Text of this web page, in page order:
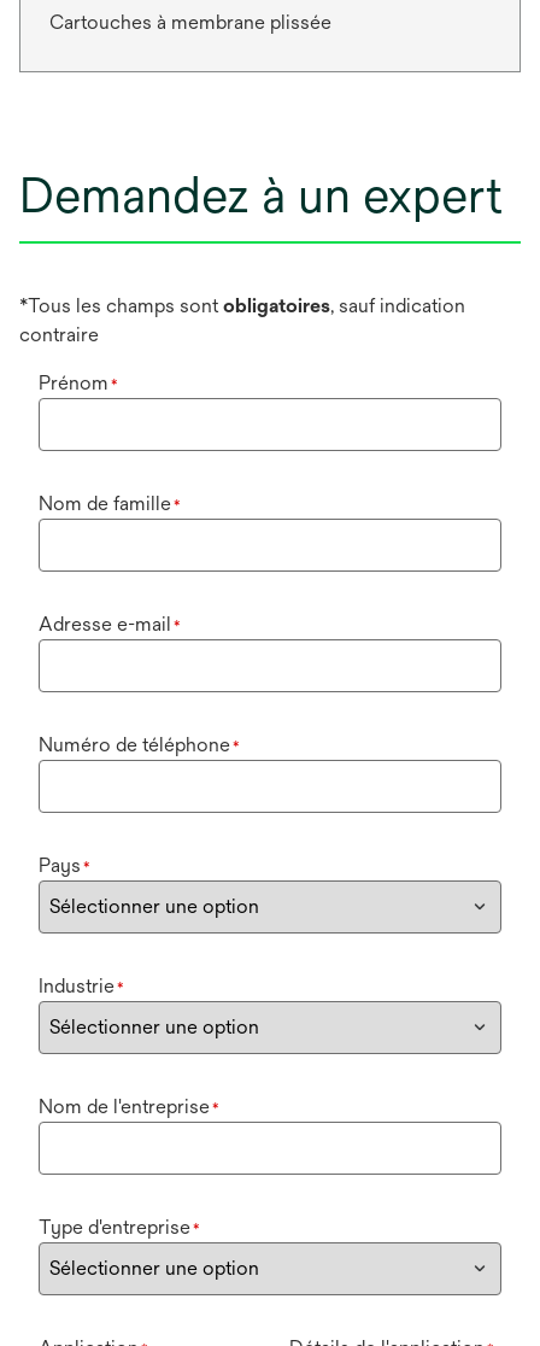
Cartouches à membrane plissée
Demandez à un expert
*Tous les champs sontobligatoires, sauf indication
contraire
Prénom *
Nom de famille*
Adresse e-mail *
Numéro de téléphone*
Pays *
Industrie*
Nom de l'entreprise*
Type d'entreprise*